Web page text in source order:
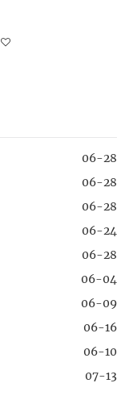
06-28
06-28
06-28
06-24
06-28
06-04
06-09
06-16
06-10
07-13